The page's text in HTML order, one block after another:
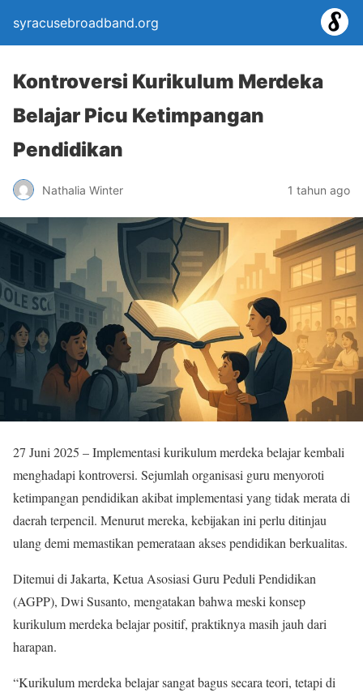
syracusebroadband.org
Kontroversi Kurikulum Merdeka
Belajar Picu Ketimpangan
Pendidikan
Nathalia Winter 1 tahun ago
27 Juni 2025 – Implementasi kurikulum merdeka belajar kembali
menghadapi kontroversi. Sejumlah organisasi guru menyoroti
ketimpangan pendidikan akibat implementasi yang tidak merata di
daerah terpencil. Menurut mereka, kebijakan ini perlu ditinjau
ulang demi memastikan pemerataan akses pendidikan berkualitas.
Ditemui di Jakarta, Ketua Asosiasi Guru Peduli Pendidikan
(AGPP), Dwi Susanto, mengatakan bahwa meski konsep
kurikulum merdeka belajar positif, praktiknya masih jauh dari
harapan.
“Kurikulum merdeka belajar sangat bagus secara teori, tetapi di